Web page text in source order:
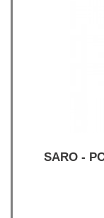
SARO -